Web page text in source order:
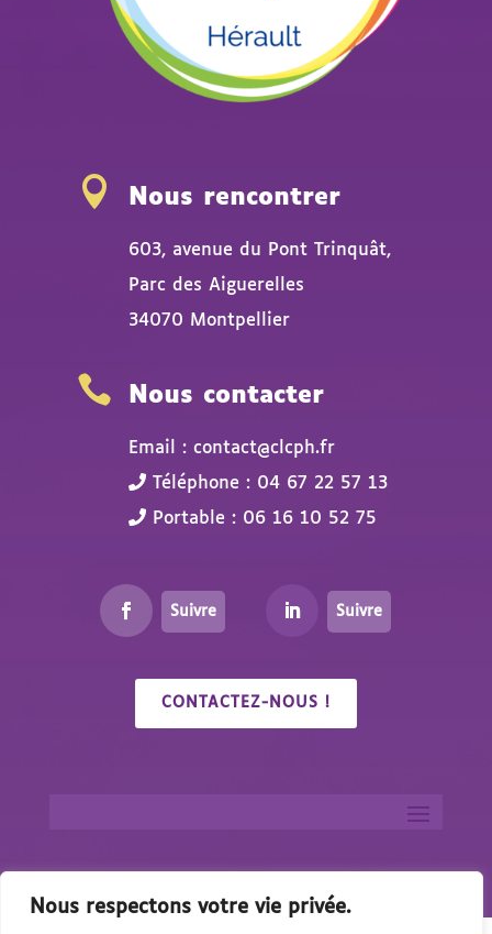
Nous respectons votre vie privée.
 Nous rencontrer
603, avenue du Pont Trinquât,
Parc des Aiguerelles
34070 Montpellier
 Nous contacter
Email : contact@clcph.fr
Téléphone : 04 67 22 57 13
Portable : 06 16 10 52 75
Suivre Suivre
CONTACTEZ-NOUS !